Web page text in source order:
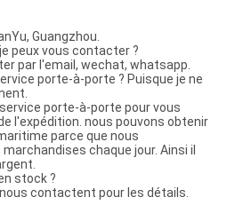
Guangzhou.
peux vous contacter ?
par l'email, wechat, whatsapp.
porte-à-porte ? Puisque je ne
porte-à-porte pour vous
l'expédition. nous pouvons obtenir
parce que nous
chaque jour. Ainsi il
stock ?
contactent pour les détails.